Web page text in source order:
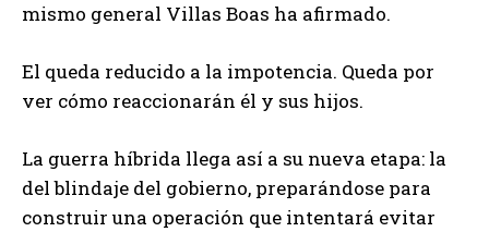
mismo general Villas Boas ha afirmado.
El queda reducido a la impotencia. Queda por
ver cómo reaccionarán él y sus hijos.
La guerra híbrida llega así a su nueva etapa: la
del blindaje del gobierno, preparándose para
construir una operación que intentará evitar